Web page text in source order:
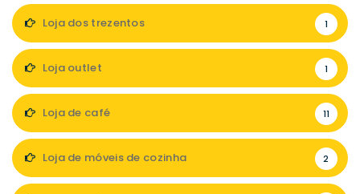
Loja dos trezentos 1
Loja outlet 1
Loja de café 11
Loja de móveis de cozinha 2